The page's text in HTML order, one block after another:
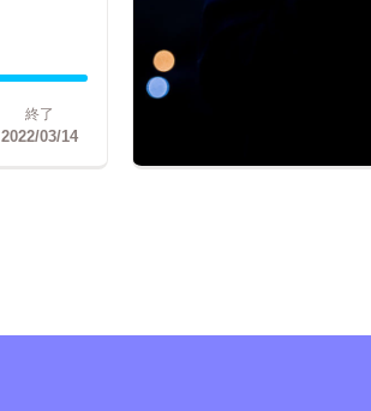
終了
2022/03/14